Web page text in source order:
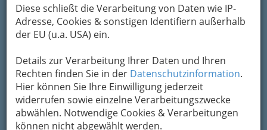
Diese schließt die Verarbeitung von Daten wie IP-
Adresse, Cookies & sonstigen Identifiern außerhalb
der EU (u.a. USA) ein.
Details zur Verarbeitung Ihrer Daten und Ihren
Rechten finden Sie in der Datenschutzinformation.
Hier können Sie Ihre Einwilligung jederzeit
widerrufen sowie einzelne Verarbeitungszwecke
abwählen. Notwendige Cookies & Verarbeitungen
können nicht abgewählt werden.
Karte anzeigen
Kontaktaufnahme
Um die Info-Graz Firmenvor Spam-Mails zu
bewahren, verwenden wir an dieser Stelle zur
Übermittlung Ihrer Nachricht ein sicheres
Formular. Ihre Nachricht wird nach dem
Absenden umgehend per Mail an das